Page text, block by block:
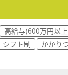
高給与(600万円以
シフト制 かかり